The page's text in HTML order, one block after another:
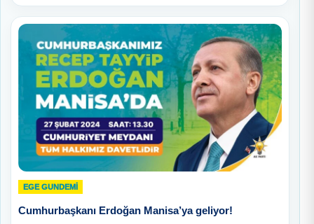
EGE GUNDEMİ
Cumhurbaşkanı Erdoğan Manisa’ya geliyor!